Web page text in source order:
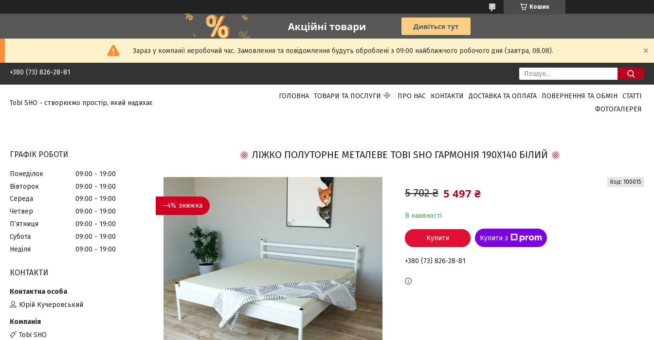
Кошик
Зараз у компанії неробочий час. Замовлення та повідомлення будуть оброблені з 09:00 найближчого робочого дня (завтра, 08.08).
+380 (73) 826-28-81
Tobi SHO - створюємо простір, який надихає
ГОЛОВНА ТОВАРИ ТА ПОСЛУГИ ПРО НАС КОНТАКТИ ДОСТАВКА ТА ОПЛАТА ПОВЕРНЕННЯ ТА ОБМІН
СТАТТІ
ФОТОГАЛЕРЕЯ
ЛІЖКО ПОЛУТОРНЕ МЕТАЛЕВЕ TOBI SHO ГАРМОНІЯ 190X140 БІЛИЙ
–4%
5 702 ₴ 5 497 ₴
В наявності
Код: 100015
Купити Купити з
+380 (73) 826-28-81
ГРАФІК РОБОТИ
Понеділок 09:00
19:00
Вівторок
09:00
19:00
Середа
09:00
19:00
Четвер
09:00
19:00
Пʼятниця
09:00
19:00
Субота
09:00
19:00
Неділя
09:00 19:00
КОНТАКТИ
Юрій Кучеровський
Tobi SHO